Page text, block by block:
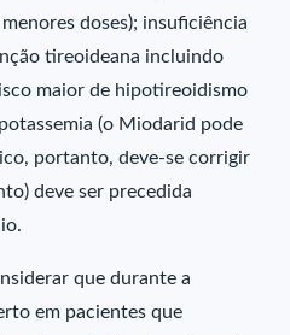
doses); insuficiência
tireoideana incluindo
maior de hipotireoidismo
(o Miodarid pode
portanto, deve-se corrigir
deve ser precedida
que durante a
em pacientes que